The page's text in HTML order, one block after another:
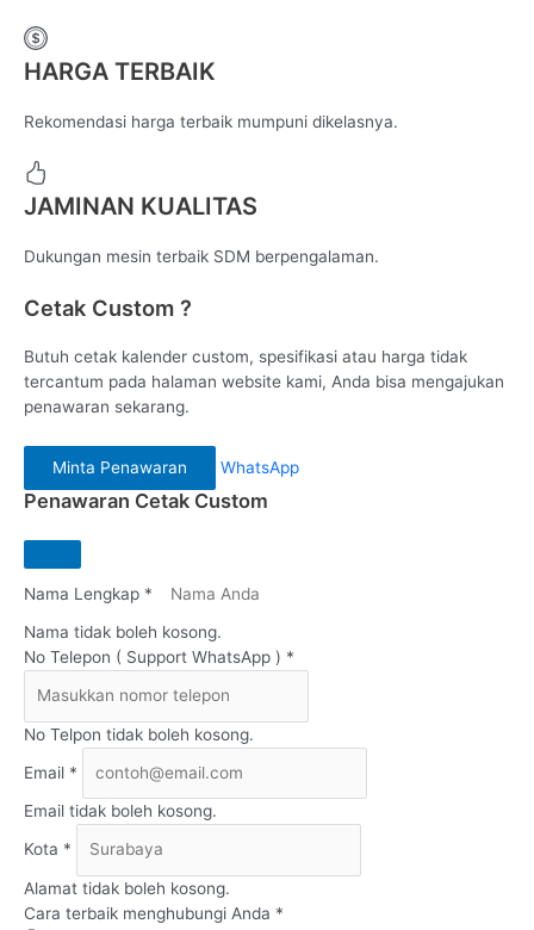
HARGA TERBAIK
Rekomendasi harga terbaik mumpuni dikelasnya.
JAMINAN KUALITAS
Dukungan mesin terbaik SDM berpengalaman.
Cetak Custom ?
Butuh cetak kalender custom, spesifikasi atau harga tidak
tercantum pada halaman website kami, Anda bisa mengajukan
penawaran sekarang.
Minta Penawaran WhatsApp
Penawaran Cetak Custom
Nama Lengkap *
Nama tidak boleh kosong.
No Telepon ( Support WhatsApp ) *
No Telpon tidak boleh kosong.
Email *
Email tidak boleh kosong.
Kota *
Alamat tidak boleh kosong.
Cara terbaik menghubungi Anda *